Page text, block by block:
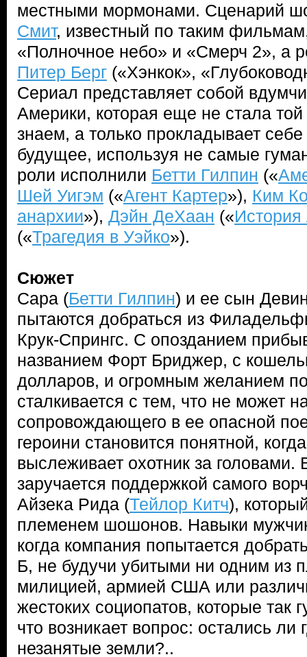
местными мормонами. Сценарий
Смит, известный по таким
«Полночное небо» и «Смерч 2», а
Питер Берг («Хэнкок»,
Сериал представляет собой
Америки, которая еще не стала
знаем, а только прокладывает себе
будущее, используя не самые
роли исполнили Бетти Гилпин («
Шей Уигэм («Агент Картер»), Ким
анархии»), Дэйн ДеХаан («История
(«Трагедия в Уэйко»).
Сюжет
Сара (Бетти Гилпин) и ее сын
пытаются добраться из
Крук-Спрингс. С опозданием
названием Форт Бриджер, с
долларов, и огромным желанием
сталкивается с тем, что не может
сопровождающего в ее опасной
героини становится понятной,
выслеживает охотник за головами.
заручается поддержкой самого
Айзека Рида (Тейлор Китч),
племенем шошонов. Навыки
когда компания попытается
Б, не будучи убитыми ни одним из
милицией, армией США или
жестоких социопатов, которые так
что возникает вопрос: остались ли
незанятые земли?..